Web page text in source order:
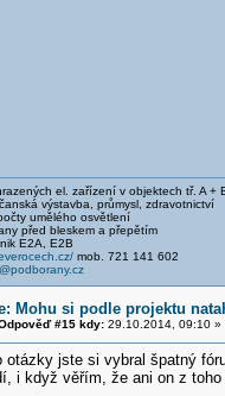
el. zařízení v objektech tř. A +
výstavba, průmysl, zdravotnictví
umělého osvětlení
před bleskem a přepětím
E2A, E2B
mob. 721 141 602
Mohu si podle projektu
#15 kdy:29.10.2014, 09:10 »
otázky jste si vybral špatný
i když věřím, že ani on z